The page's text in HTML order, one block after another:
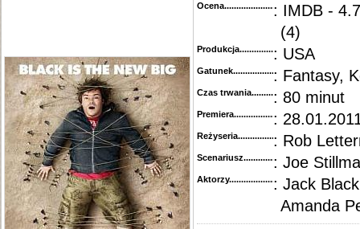
Ocena.............................................
: IMDB -
(4)
Produkcja.........................................
: USA
Gatunek...........................................
: Fantasy,
Czas trwania......................................
: 80 minut
Premiera..........................................
:
Reżyseria........................................
: Rob
Scenariusz........................................
: Joe
Aktorzy...........................................
: Jack
Amanda